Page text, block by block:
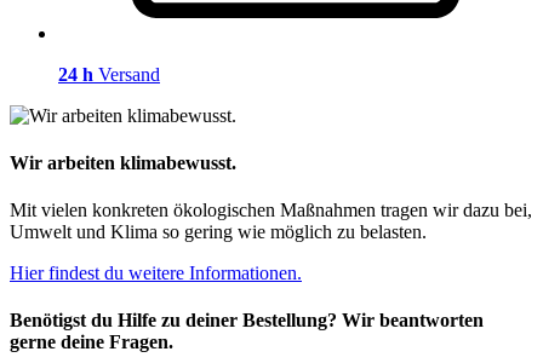
24 h Versand
Wir arbeiten klimabewusst.
Mit vielen konkreten ökologischen Maßnahmen tragen wir dazu bei,
Umwelt und Klima so gering wie möglich zu belasten.
Hier findest du weitere Informationen.
Benötigst du Hilfe zu deiner Bestellung? Wir beantworten
gerne deine Fragen.